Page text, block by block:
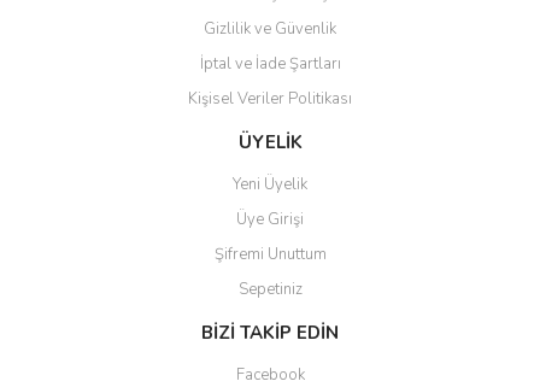
Gönder
Gizlilik ve Güvenlik
İptal ve İade Şartları
Kişisel Veriler Politikası
ÜYELİK
Yeni Üyelik
Üye Girişi
Şifremi Unuttum
Sepetiniz
BİZİ TAKİP EDİN
Facebook